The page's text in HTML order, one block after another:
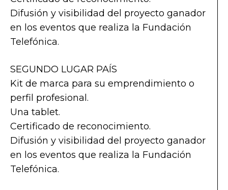
Difusión y visibilidad del proyecto ganador
en los eventos que realiza la Fundación
Telefónica.
SEGUNDO LUGAR PAÍS
Kit de marca para su emprendimiento o
perfil profesional.
Una tablet.
Certificado de reconocimiento.
Difusión y visibilidad del proyecto ganador
en los eventos que realiza la Fundación
Telefónica.